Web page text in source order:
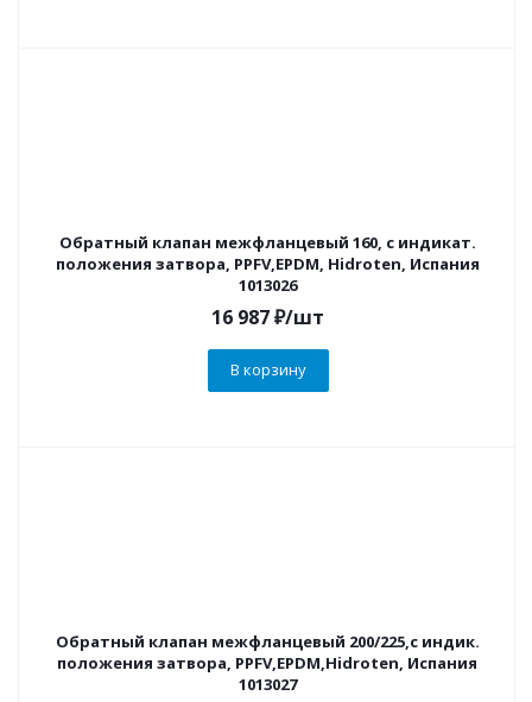
Обратный клапан межфланцевый 160, с индикат.
положения затвора, PPFV,EPDM, Hidroten, Испания
1013026
16 987₽/шт
В корзину
Обратный клапан межфланцевый 200/225,с индик.
положения затвора, PPFV,EPDM,Hidroten, Испания
1013027